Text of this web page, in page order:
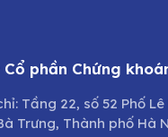
phần Chứng
Tầng 22, số 52 Phố
Trưng, Thành phố Hà